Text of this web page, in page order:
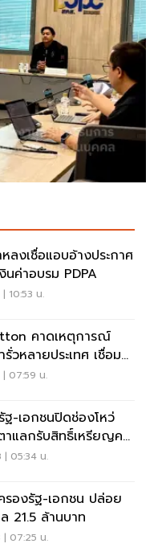
ลงเชื่อแอบอ้างประกาศ
นค่าอบรม PDPA
10:53 น.
คาดเหตุการณ์
วหลายประเทศ เชื่อม
| 07:59 น.
-เอกชนปิดช่องโหว่
าแลกรับสิทธิ์เหรียญคริ
| 05:34 น.
รองรัฐ-เอกชน ปล่อย
21.5 ล้านบาท
| 07:25 น.